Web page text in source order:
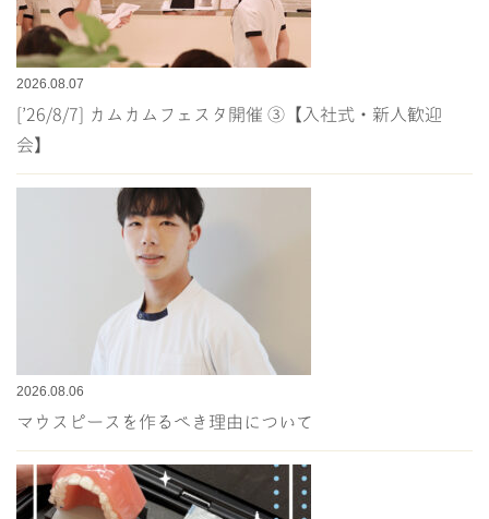
2026.08.07
[’26/8/7] カムカムフェスタ開催 ③【入社式・新人歓迎
会】
2026.08.06
マウスピースを作るべき理由について